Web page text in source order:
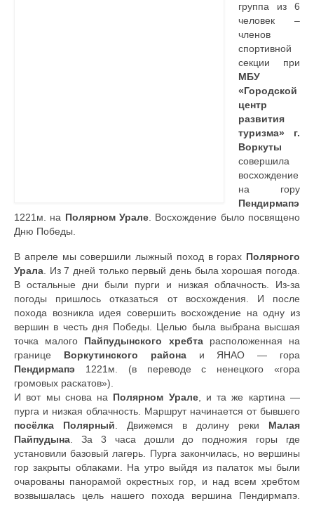
группа из 6
человек –
членов
спортивной
секции при
МБУ
«Городской
центр
развития
туризма» г.
Воркуты
совершила
восхождение
на гору
Пендирмапэ
1221м. на Полярном Урале . Восхождение было посвящено
Дню Победы.
В апреле мы совершили лыжный поход в горах Полярного
Урала . Из 7 дней только первый день была хорошая погода.
В остальные дни были пурги и низкая облачность.
Из-за
погоды пришлось отказаться от восхождения. И после
похода возникла идея совершить восхождение на одну из
вершин в честь дня Победы. Целью была выбрана высшая
точка малого Пайпудынского хребтарасположенная на
границе Воркутинского районаи ЯНАО — гора
Пендирмапэ 1221м. (в переводе с ненецкого «гора
громовых раскатов»).
И вот мы снова на Полярном Урале, и та же картина —
пурга и низкая облачность. Маршрут начинается от бывшего
посёлка Полярный . Движемся в долину реки Малая
Пайпудына . За 3 часа дошли до подножия горы где
установили базовый лагерь. Пурга закончилась, но вершины
гор закрыты облаками. На утро выйдя из палаток мы были
очарованы панорамой окрестных гор, и над всем хребтом
возвышалась цель нашего похода вершина Пендирмапэ.